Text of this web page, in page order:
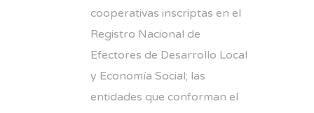
cooperativas inscriptas en el
Registro Nacional de
Efectores de Desarrollo Local
y Economía Social; las
entidades que conforman el